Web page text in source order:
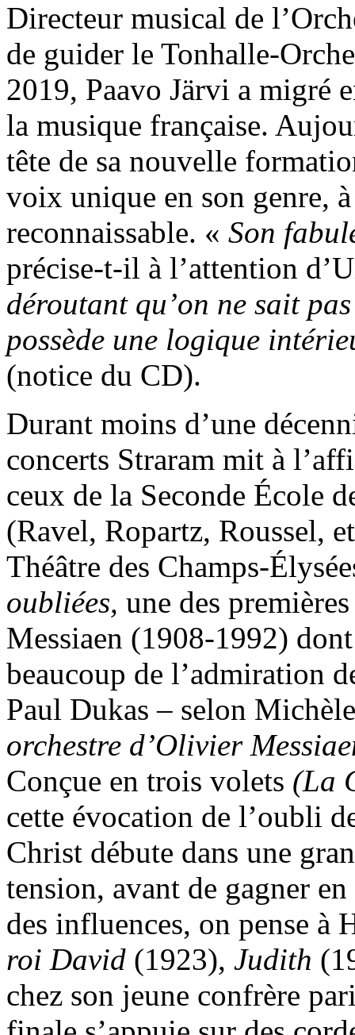
Directeur musical de
de guider le Tonhalle-
2019, Paavo Järvi a migré
la musique française.
tête de sa nouvelle
voix unique en son genre,
reconnaissable. « Son
précise-t-il à l’attention
déroutant qu’on ne sait
possède une logique
(notice du CD).
Durant moins d’une
concerts Straram mit à
ceux de la Seconde École
(Ravel, Ropartz, Roussel,
Théâtre des Champs-
oubliées, une des
Messiaen (1908-1992)
beaucoup de l’admiration
Paul Dukas – selon
orchestre d’Olivier
Conçue en trois volets (La
cette évocation de l’oubli
Christ débute dans une
tension, avant de gagner
des influences, on pense
roi David (1923), Judith
chez son jeune confrère